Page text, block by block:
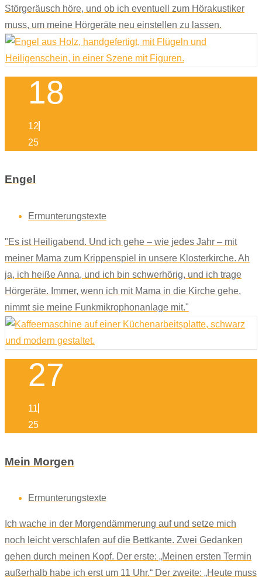
Störgeräusch höre, und ob ich eventuell zum Hörakustiker
muss, um meine Hörgeräte neu einstellen zu lassen.
18
12
25
Engel
Ermunterungstexte
"Es ist Heiligabend. Und ich gehe – wie jedes Jahr – mit
meiner Mama zum Krippenspiel in unsere Klosterkirche. Ah
ja, ich heiße Anna, und ich bin schwerhörig, und ich trage
Hörgeräte. Immer, wenn ich mit Mama in die Kirche gehe,
nimmt sie meine Funkmikrophonanlage mit."
27
11
25
Mein Morgen
Ermunterungstexte
Ich wache in der Morgendämmerung auf und setze mich
noch leicht verschlafen auf die Bettkante. Zwei Gedanken
gehen durch meinen Kopf. Der erste: „Meinen ersten Termin
außerhalb habe ich erst um 11 Uhr.“ Der zweite: „Heute muss